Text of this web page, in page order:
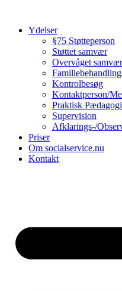
indholdYdelser
§75 Støtteperson
Støttet samvær
Overvåget samvær
Kontrolbesøg
Kontaktperson/
Praktisk
Supervision
Afklarings-/
Priser
Om socialservice.nu
Kontakt